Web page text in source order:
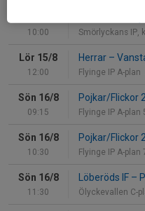
10:00 Smörlyckans IP,
Lör 15/8
12:00
Herrar –
Flyinge IP A-plan
Sön 16/8
09:15
Pojkar/Flickor
Flyinge IP A-plan
Sön 16/8
10:30
Pojkar/Flickor
Flyinge IP A-plan
Sön 16/8
11:30
Löberöds IF –
Ölyckevallen C-